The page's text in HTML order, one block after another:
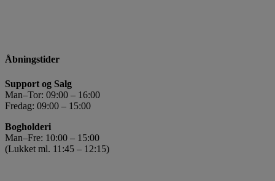
Åbningstider
Support og Salg
Man–Tor: 09:00 – 16:00
Fredag: 09:00 – 15:00
Bogholderi
Man–Fre: 10:00 – 15:00
(Lukket ml. 11:45 – 12:15)